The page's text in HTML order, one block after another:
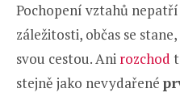
Pochopení vztahů
záležitosti, občas se
svou cestou. Ani rozchod
stejně jako nevydařené